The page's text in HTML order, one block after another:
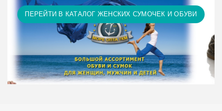
ПЕРЕЙТИ В КАТАЛОГ ЖЕНСКИХ СУМОЧЕК И ОБУВИ